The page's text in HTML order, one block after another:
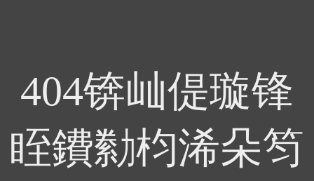
404锛屾偍璇锋
眰鐨勬枃浠朵笉